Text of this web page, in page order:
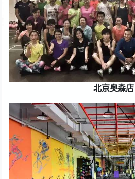
北京奥森店